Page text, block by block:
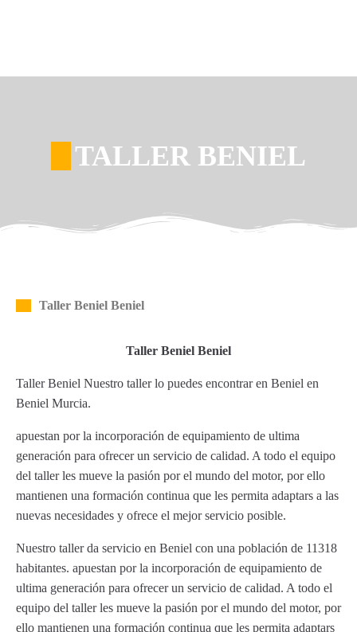
TALLER BENIEL
Taller Beniel Beniel
Taller Beniel Beniel
Taller Beniel Nuestro taller lo puedes encontrar en Beniel en
Beniel Murcia.
apuestan por la incorporación de equipamiento de ultima
generación para ofrecer un servicio de calidad. A todo el equipo
del taller les mueve la pasión por el mundo del motor, por ello
mantienen una formación continua que les permita adaptars a las
nuevas necesidades y ofrece el mejor servicio posible.
Nuestro taller da servicio en Beniel con una población de 11318
habitantes. apuestan por la incorporación de equipamiento de
ultima generación para ofrecer un servicio de calidad. A todo el
equipo del taller les mueve la pasión por el mundo del motor, por
ello mantienen una formación continua que les permita adaptars